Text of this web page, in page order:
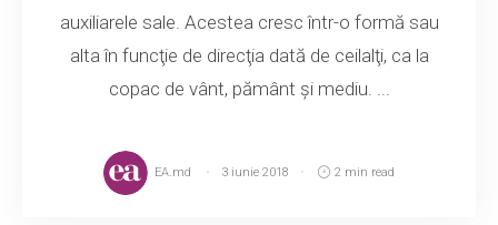
auxiliarele sale. Acestea cresc într-o formă sau
alta în funcţie de direcţia dată de ceilalţi, ca la
copac de vânt, pământ şi mediu. ...
EA.md 3 iunie 2018 2 min read